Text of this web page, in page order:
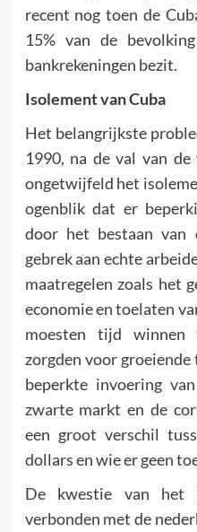
recent nog toen de
15% van de
bankrekeningen bezit.
Isolement van Cuba
Het belangrijkste
1990, na de val van
ongetwijfeld het
ogenblik dat er
door het bestaan van
gebrek aan echte
maatregelen zoals het
economie en toelaten
moesten tijd
zorgden voor
beperkte invoering
zwarte markt en de
een groot verschil
dollars en wie er geen
De kwestie van het
verbonden met de